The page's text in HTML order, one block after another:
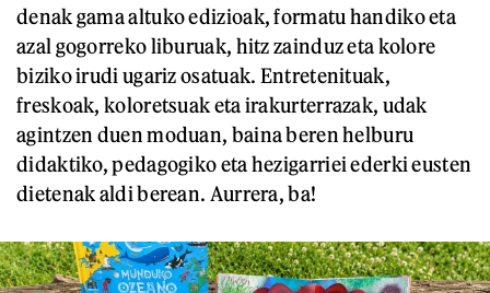
denak gama altuko edizioak, formatu handiko eta
azal gogorreko liburuak, hitz zainduz eta kolore
biziko irudi ugariz osatuak. Entretenituak,
freskoak, koloretsuak eta irakurterrazak, udak
agintzen duen moduan, baina beren helburu
didaktiko, pedagogiko eta hezigarriei ederki eusten
dietenak aldi berean. Aurrera, ba!